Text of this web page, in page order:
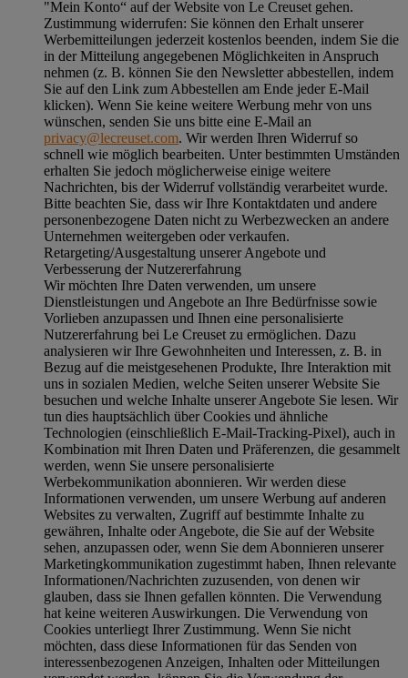
"Mein Konto“ auf der Website von Le Creuset gehen.
Zustimmung widerrufen: Sie können den Erhalt unserer
Werbemitteilungen jederzeit kostenlos beenden, indem Sie die
in der Mitteilung angegebenen Möglichkeiten in Anspruch
nehmen (z. B. können Sie den Newsletter abbestellen, indem
Sie auf den Link zum Abbestellen am Ende jeder E-Mail
klicken). Wenn Sie keine weitere Werbung mehr von uns
wünschen, senden Sie uns bitte eine E-Mail an
privacy@lecreuset.com. Wir werden Ihren Widerruf so
schnell wie möglich bearbeiten. Unter bestimmten Umständen
erhalten Sie jedoch möglicherweise einige weitere
Nachrichten, bis der Widerruf vollständig verarbeitet wurde.
Bitte beachten Sie, dass wir Ihre Kontaktdaten und andere
personenbezogene Daten nicht zu Werbezwecken an andere
Unternehmen weitergeben oder verkaufen.
Retargeting/Ausgestaltung unserer Angebote und
Verbesserung der Nutzererfahrung
Wir möchten Ihre Daten verwenden, um unsere
Dienstleistungen und Angebote an Ihre Bedürfnisse sowie
Vorlieben anzupassen und Ihnen eine personalisierte
Nutzererfahrung bei Le Creuset zu ermöglichen. Dazu
analysieren wir Ihre Gewohnheiten und Interessen, z. B. in
Bezug auf die meistgesehenen Produkte, Ihre Interaktion mit
uns in sozialen Medien, welche Seiten unserer Website Sie
besuchen und welche Inhalte unserer Angebote Sie lesen. Wir
tun dies hauptsächlich über Cookies und ähnliche
Technologien (einschließlich E-Mail-Tracking-Pixel), auch in
Kombination mit Ihren Daten und Präferenzen, die gesammelt
werden, wenn Sie unsere personalisierte
Werbekommunikation abonnieren. Wir werden diese
Informationen verwenden, um unsere Werbung auf anderen
Websites zu verwalten, Zugriff auf bestimmte Inhalte zu
gewähren, Inhalte oder Angebote, die Sie auf der Website
sehen, anzupassen oder, wenn Sie dem Abonnieren unserer
Marketingkommunikation zugestimmt haben, Ihnen relevante
Informationen/Nachrichten zuzusenden, von denen wir
glauben, dass sie Ihnen gefallen könnten. Die Verwendung
hat keine weiteren Auswirkungen. Die Verwendung von
Cookies unterliegt Ihrer Zustimmung. Wenn Sie nicht
möchten, dass diese Informationen für das Senden von
interessenbezogenen Anzeigen, Inhalten oder Mitteilungen